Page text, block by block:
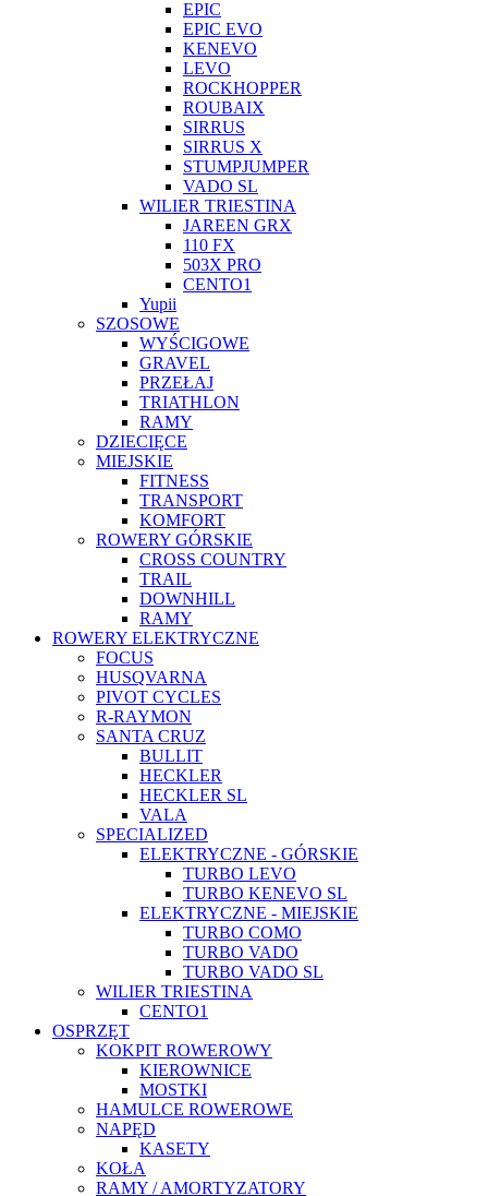
EPIC
EPIC EVO
KENEVO
LEVO
ROCKHOPPER
ROUBAIX
SIRRUS
SIRRUS X
STUMPJUMPER
VADO SL
WILIER TRIESTINA
JAREEN GRX
110 FX
503X PRO
CENTO1
Yupii
SZOSOWE
WYŚCIGOWE
GRAVEL
PRZEŁAJ
TRIATHLON
RAMY
DZIECIĘCE
MIEJSKIE
FITNESS
TRANSPORT
KOMFORT
ROWERY GÓRSKIE
CROSS COUNTRY
TRAIL
DOWNHILL
RAMY
ROWERY ELEKTRYCZNE
FOCUS
HUSQVARNA
PIVOT CYCLES
R-RAYMON
SANTA CRUZ
BULLIT
HECKLER
HECKLER SL
VALA
SPECIALIZED
ELEKTRYCZNE - GÓRSKIE
TURBO LEVO
TURBO KENEVO SL
ELEKTRYCZNE - MIEJSKIE
TURBO COMO
TURBO VADO
TURBO VADO SL
WILIER TRIESTINA
CENTO1
OSPRZĘT
KOKPIT ROWEROWY
KIEROWNICE
MOSTKI
HAMULCE ROWEROWE
NAPĘD
KASETY
KOŁA
RAMY / AMORTYZATORY